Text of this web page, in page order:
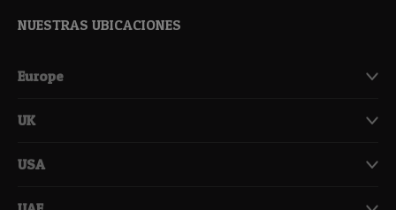
NUESTRAS UBICACIONES
Europe
UK
USA